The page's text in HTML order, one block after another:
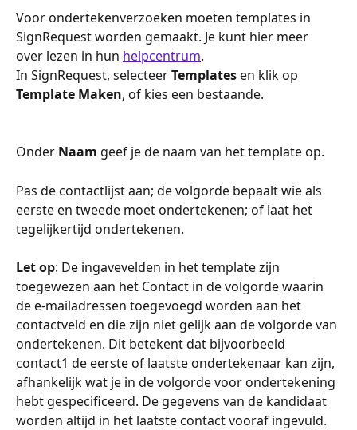
Voor ondertekenverzoeken moeten templates in
SignRequest worden gemaakt. Je kunt hier meer
over lezen in hun helpcentrum.
In SignRequest, selecteer Templates en klik op
Template Maken, of kies een bestaande.
Onder Naam geef je de naam van het template op.
Pas de contactlijst aan; de volgorde bepaalt wie als
eerste en tweede moet ondertekenen; of laat het
tegelijkertijd ondertekenen.
Let op: De ingavevelden in het template zijn
toegewezen aan het Contact in de volgorde waarin
de e-mailadressen toegevoegd worden aan het
contactveld en die zijn niet gelijk aan de volgorde van
ondertekenen. Dit betekent dat bijvoorbeeld
contact1 de eerste of laatste ondertekenaar kan zijn,
afhankelijk wat je in de volgorde voor ondertekening
hebt gespecificeerd. De gegevens van de kandidaat
worden altijd in het laatste contact vooraf ingevuld.